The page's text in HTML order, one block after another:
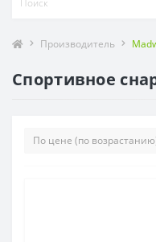
Производитель
Спортивное